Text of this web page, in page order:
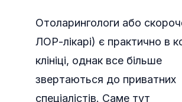
Отоларингологи або
ЛОР-лікарі) є практично в
клініці, однак все більше
звертаються до приватних
спеціалістів. Саме тут